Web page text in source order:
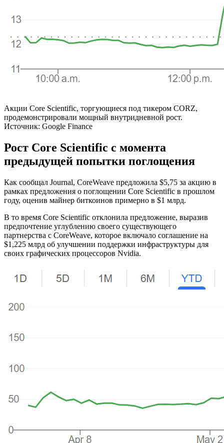
Акции Core Scientific, торгующиеся под тикером CORZ,
продемонстрировали мощный внутридневной рост.
Источник: Google Finance
Рост Core Scientific с момента
предыдущей попытки поглощения
Как сообщал Journal, CoreWeave предложила $5,75 за акцию в
рамках предложения о поглощении Core Scientific в прошлом
году, оценив майнер биткоинов примерно в $1 млрд.
В то время Core Scientific отклонила предложение, выразив
предпочтение углублению своего существующего
партнерства с CoreWeave, которое включало соглашение на
$1,225 млрд об улучшении поддержки инфраструктуры для
своих графических процессоров Nvidia.